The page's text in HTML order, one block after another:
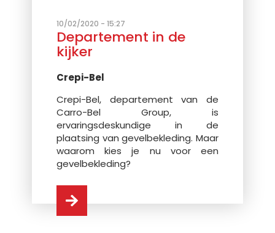
10/02/2020 - 15:27
Departement in de
kijker
Crepi-Bel
Crepi-Bel, departement van de
Carro-Bel Group, is
ervaringsdeskundige in de
plaatsing van gevelbekleding. Maar
waarom kies je nu voor een
gevelbekleding?